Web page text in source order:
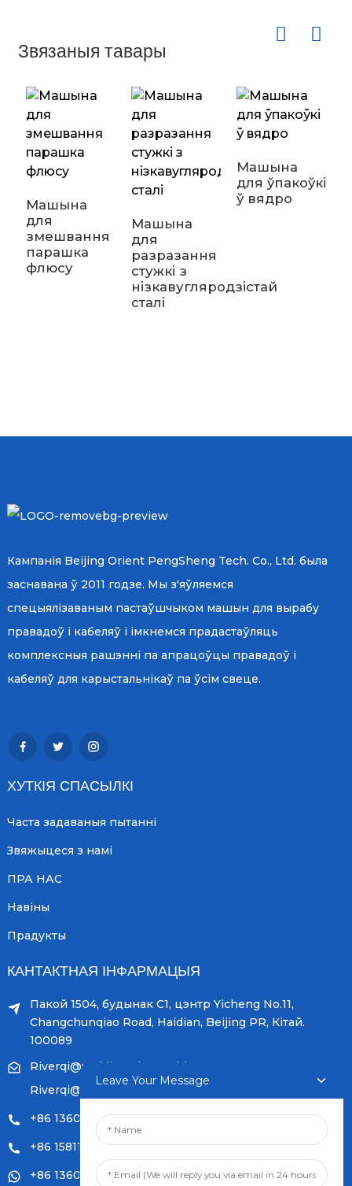
Звязаныя тавары
Машына
для
змешвання
парашка
флюсу
Машына
для
разразання
стужкі з
нізкавугляродзістай
сталі
Машына
для ўпакоўкі
ў вядро
Кампанія Beijing Orient PengSheng Tech. Co., Ltd. была
заснавана ў 2011 годзе. Мы з'яўляемся
спецыялізаваным пастаўшчыком машын для вырабу
правадоў і кабеляў і імкнемся прадастаўляць
комплексныя рашэнні па апрацоўцы правадоў і
кабеляў для карыстальнікаў па ўсім свеце.
ХУТКІЯ СПАСЫЛКІ
Часта задаваныя пытанні
Звяжыцеся з намі
ПРА НАС
Навіны
Прадукты
КАНТАКТНАЯ ІНФАРМАЦЫЯ
Пакой 1504, будынак C1, цэнтр Yicheng No.11,
Changchunqiao Road, Haidian, Beijing PR, Кітай.
100089
Riverqi@weldingwiremachine.com
Riverqi@vip.126.com
+86 13601249252
+86 15811121796
+86 13601249252
Leave Your Message